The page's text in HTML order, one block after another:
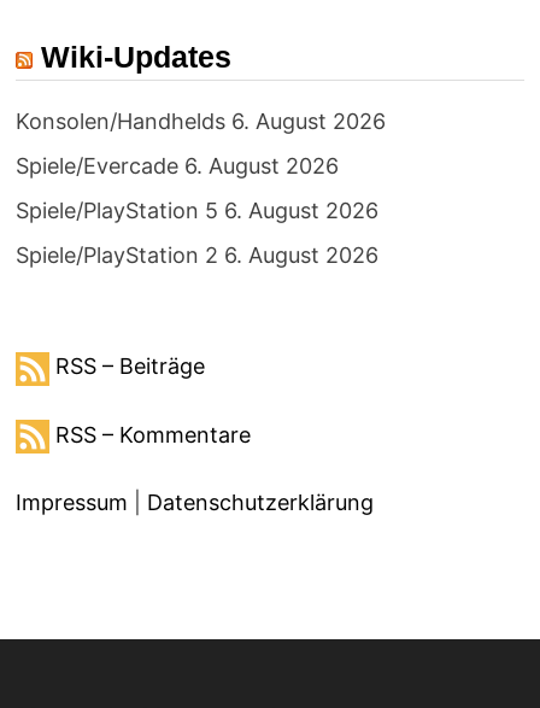
Wiki-Updates
Konsolen/Handhelds 6. August 2026
Spiele/Evercade 6. August 2026
Spiele/PlayStation 5 6. August 2026
Spiele/PlayStation 2 6. August 2026
RSS – Beiträge
RSS – Kommentare
Impressum Datenschutzerklärung